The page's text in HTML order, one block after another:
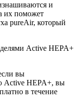
и
их поможет
pureAir, который
Active HEPA+
вы
Active HEPA+, вы
в течение